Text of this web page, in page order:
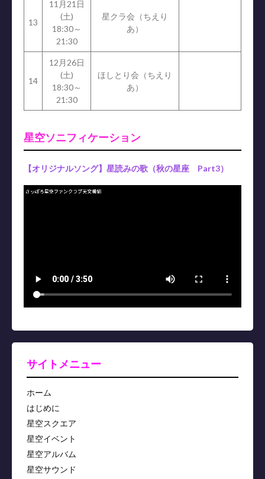
13
11月21日
(土)
18:30～
21:30
星クラ会（ちえり
あ）
14
12月26日
(土)
18:30～
21:30
ほしとり会（ちえり
あ）
星空ソニフィケーション
【オリジナルソング】星読みの歌（秋の星座 Part3）
サイトメニュー
ホーム
はじめに
星空スクエア
星空イベント
星空アルバム
星空サウンド